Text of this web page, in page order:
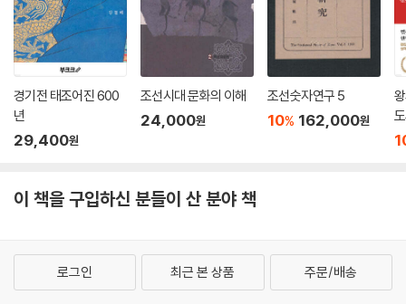
경기전 태조어진 600
년
29,400원
조선시대 문화의 이해
24,000원
조선숫자연구 5
10% 162,000원
이 책을 구입하신 분들이 산 분야 책
로그인 최근 본 상품 주문/배송